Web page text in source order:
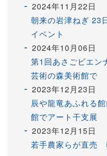
2024年11月22日
朝来の岩津ねぎ
イベント
2024年10月06日
第1回あさごビエ
芸術の森美術館で
2023年12月23日
辰や龍竜あふれる
館でアート干支展
2023年12月15日
若手農家らが直売